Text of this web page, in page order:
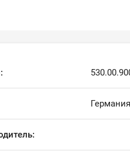
Германия